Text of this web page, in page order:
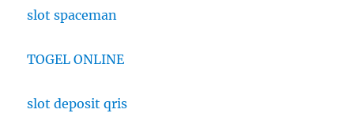
slot spaceman
TOGEL ONLINE
slot deposit qris